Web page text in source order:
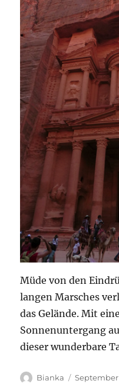
Müde von den
langen Marsches
das Gelände. Mit
Sonnenuntergang
dieser wunderbare
Autor
Bianka September